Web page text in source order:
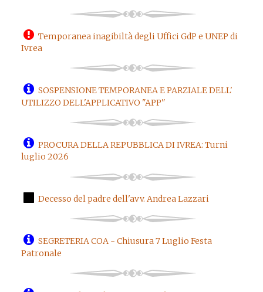
Temporanea inagibiltà degli Uffici GdP e UNEP di
Ivrea
SOSPENSIONE TEMPORANEA E PARZIALE DELL'
UTILIZZO DELL'APPLICATIVO "APP"
PROCURA DELLA REPUBBLICA DI IVREA: Turni
luglio 2026
Decesso del padre dell'avv. Andrea Lazzari
SEGRETERIA COA - Chiusura 7 Luglio Festa
Patronale